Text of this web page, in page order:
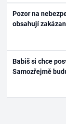
Pozor na
obsahují
Babiš si chce
Samozřejmě